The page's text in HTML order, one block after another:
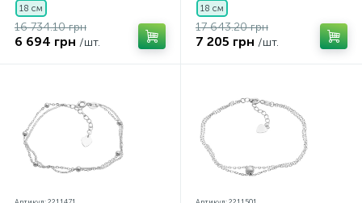
18 см
16 734.10 грн
6 694 грн /шт.
18 см
17 643.20 грн
7 205 грн /шт.